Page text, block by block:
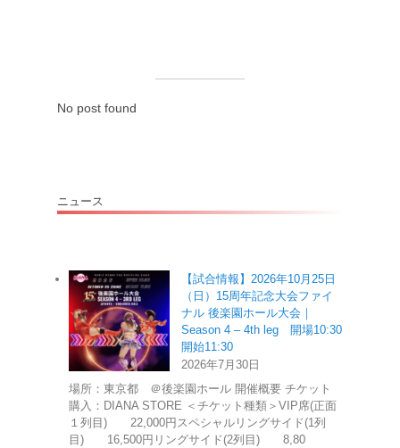
稿
No post found
ニュース
【試合情報】2026年10月25日
（日）15周年記念大会ファイ
ナル 後楽園ホール大会｜
Season 4 – 4th leg 開場10:30
開始11:30
2026年7月30日
場所：東京都 ＠後楽園ホール 開催概要 チケット
購入：DIANA STORE ＜チケット種類＞VIP席(正面
１列目) 22,000円スペシャルリングサイド(1列
目) 16,500円リングサイド(2列目) 8,80